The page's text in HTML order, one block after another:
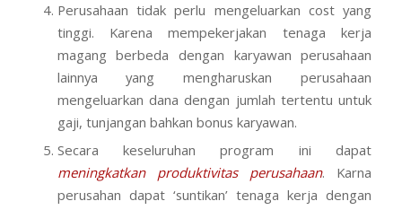
Perusahaan tidak perlu mengeluarkan cost yang
tinggi. Karena mempekerjakan tenaga kerja
magang berbeda dengan karyawan perusahaan
lainnya yang mengharuskan perusahaan
mengeluarkan dana dengan jumlah tertentu untuk
gaji, tunjangan bahkan bonus karyawan.
Secara keseluruhan program ini dapat
meningkatkan produktivitas perusahaan. Karna
perusahan dapat ‘suntikan’ tenaga kerja dengan